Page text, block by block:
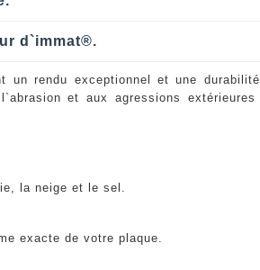
d`immat®.
un rendu exceptionnel et une
et aux agressions
la neige et le sel.
exacte de votre plaque.